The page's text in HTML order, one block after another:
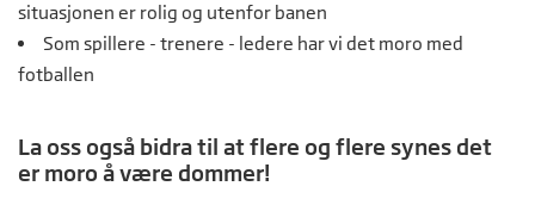
situasjonen er rolig og utenfor banen
Som spillere - trenere - ledere har vi det moro med
fotballen
La oss også bidra til at flere og flere synes det
er moro å være dommer!